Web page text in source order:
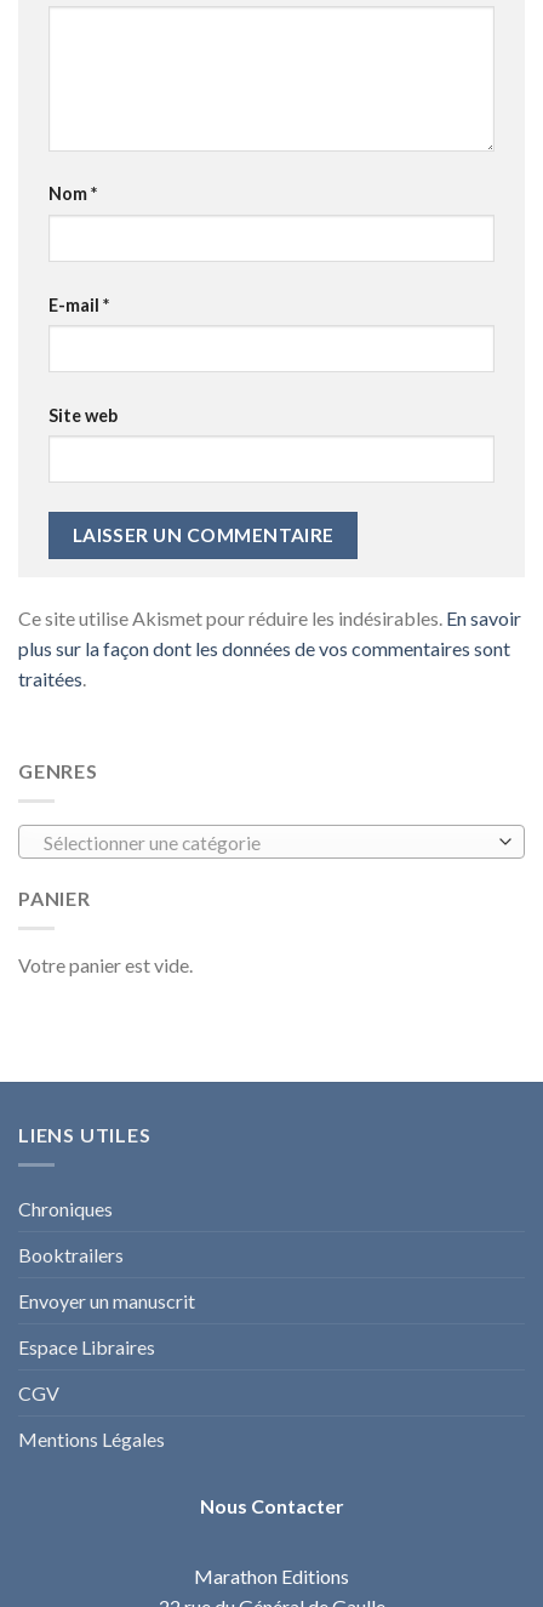
Nom*
E-mail *
Site web
Ce site utilise Akismet pour réduire les indésirables. En savoir
plus sur la façon dont les données de vos commentaires sont
traitées.
GENRES
Sélectionner une catégorie
PANIER
Votre panier est vide.
LIENS UTILES
Chroniques
Booktrailers
Envoyer un manuscrit
Espace Libraires
CGV
Mentions Légales
Nous Contacter
Marathon Editions